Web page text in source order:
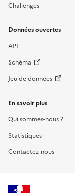
Challenges
Données ouvertes
API
Schéma
Jeu de données
En savoir plus
Qui sommes-nous ?
Statistiques
Contactez-nous